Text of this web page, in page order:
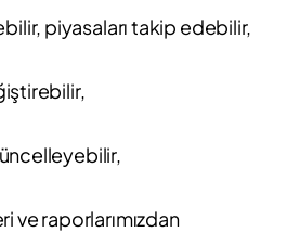
piyasaları takip edebilir,
ve raporlarımızdan